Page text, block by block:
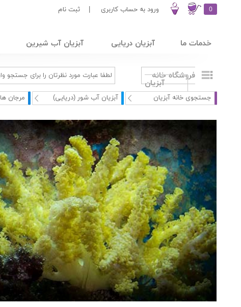
0 ورود به حساب کاربری ثبت نام
خدمات ما آبزیان دریایی آبزیان آب شیرین
فروشگاه خانه
آبزیان
جستجوی خانه آبزیان آبزیان آب شور (دریایی) مرجان ها